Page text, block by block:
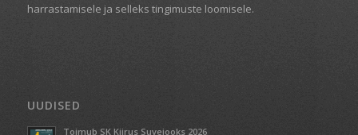
harrastamisele ja selleks tingimuste loomisele.
UUDISED
Toimub SK Kiirus Suvejooks 2026